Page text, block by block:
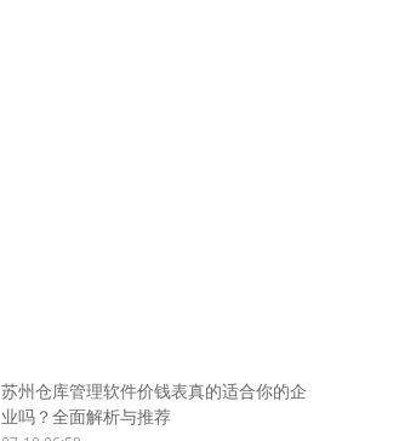
苏州仓库管理软件价钱表真的适合你的企
业吗？全面解析与推荐